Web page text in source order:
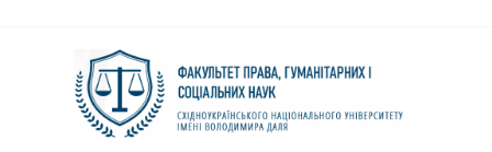
navigation